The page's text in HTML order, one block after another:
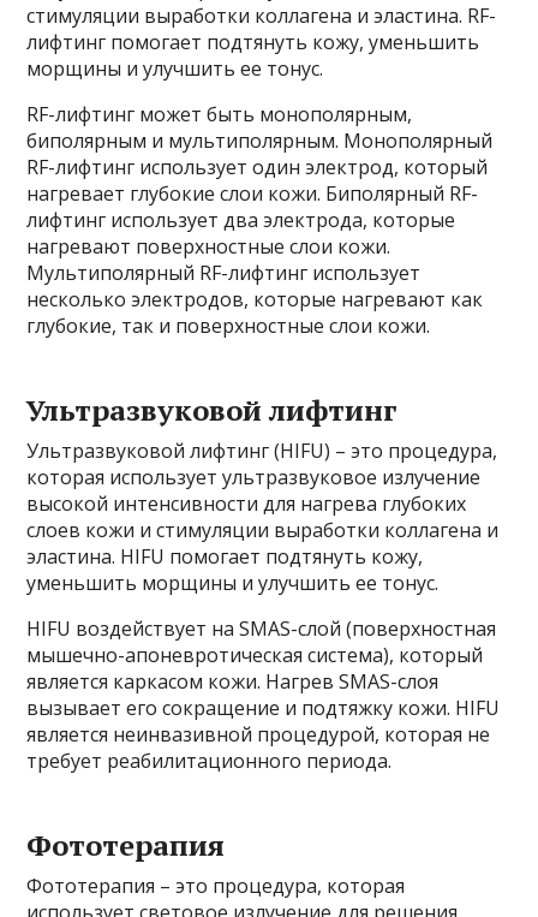
стимуляции выработки коллагена и эластина. RF-
лифтинг помогает подтянуть кожу, уменьшить
морщины и улучшить ее тонус.
RF-лифтинг может быть монополярным,
биполярным и мультиполярным. Монополярный
RF-лифтинг использует один электрод, который
нагревает глубокие слои кожи. Биполярный RF-
лифтинг использует два электрода, которые
нагревают поверхностные слои кожи.
Мультиполярный RF-лифтинг использует
несколько электродов, которые нагревают как
глубокие, так и поверхностные слои кожи.
Ультразвуковой лифтинг
Ультразвуковой лифтинг (HIFU) – это процедура,
которая использует ультразвуковое излучение
высокой интенсивности для нагрева глубоких
слоев кожи и стимуляции выработки коллагена и
эластина. HIFU помогает подтянуть кожу,
уменьшить морщины и улучшить ее тонус.
HIFU воздействует на SMAS-слой (поверхностная
мышечно-апоневротическая система), который
является каркасом кожи. Нагрев SMAS-слоя
вызывает его сокращение и подтяжку кожи. HIFU
является неинвазивной процедурой, которая не
требует реабилитационного периода.
Фототерапия
Фототерапия – это процедура, которая